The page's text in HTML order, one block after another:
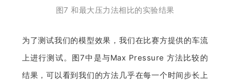
图7 和最大压力法相比的实验结果
为了测试我们的模型效果，我们在比赛方提供的车流
上进行测试。图7中是与Max Pressure 方法比较的
结果，可以看到我们的方法几乎在每一个时间步长上